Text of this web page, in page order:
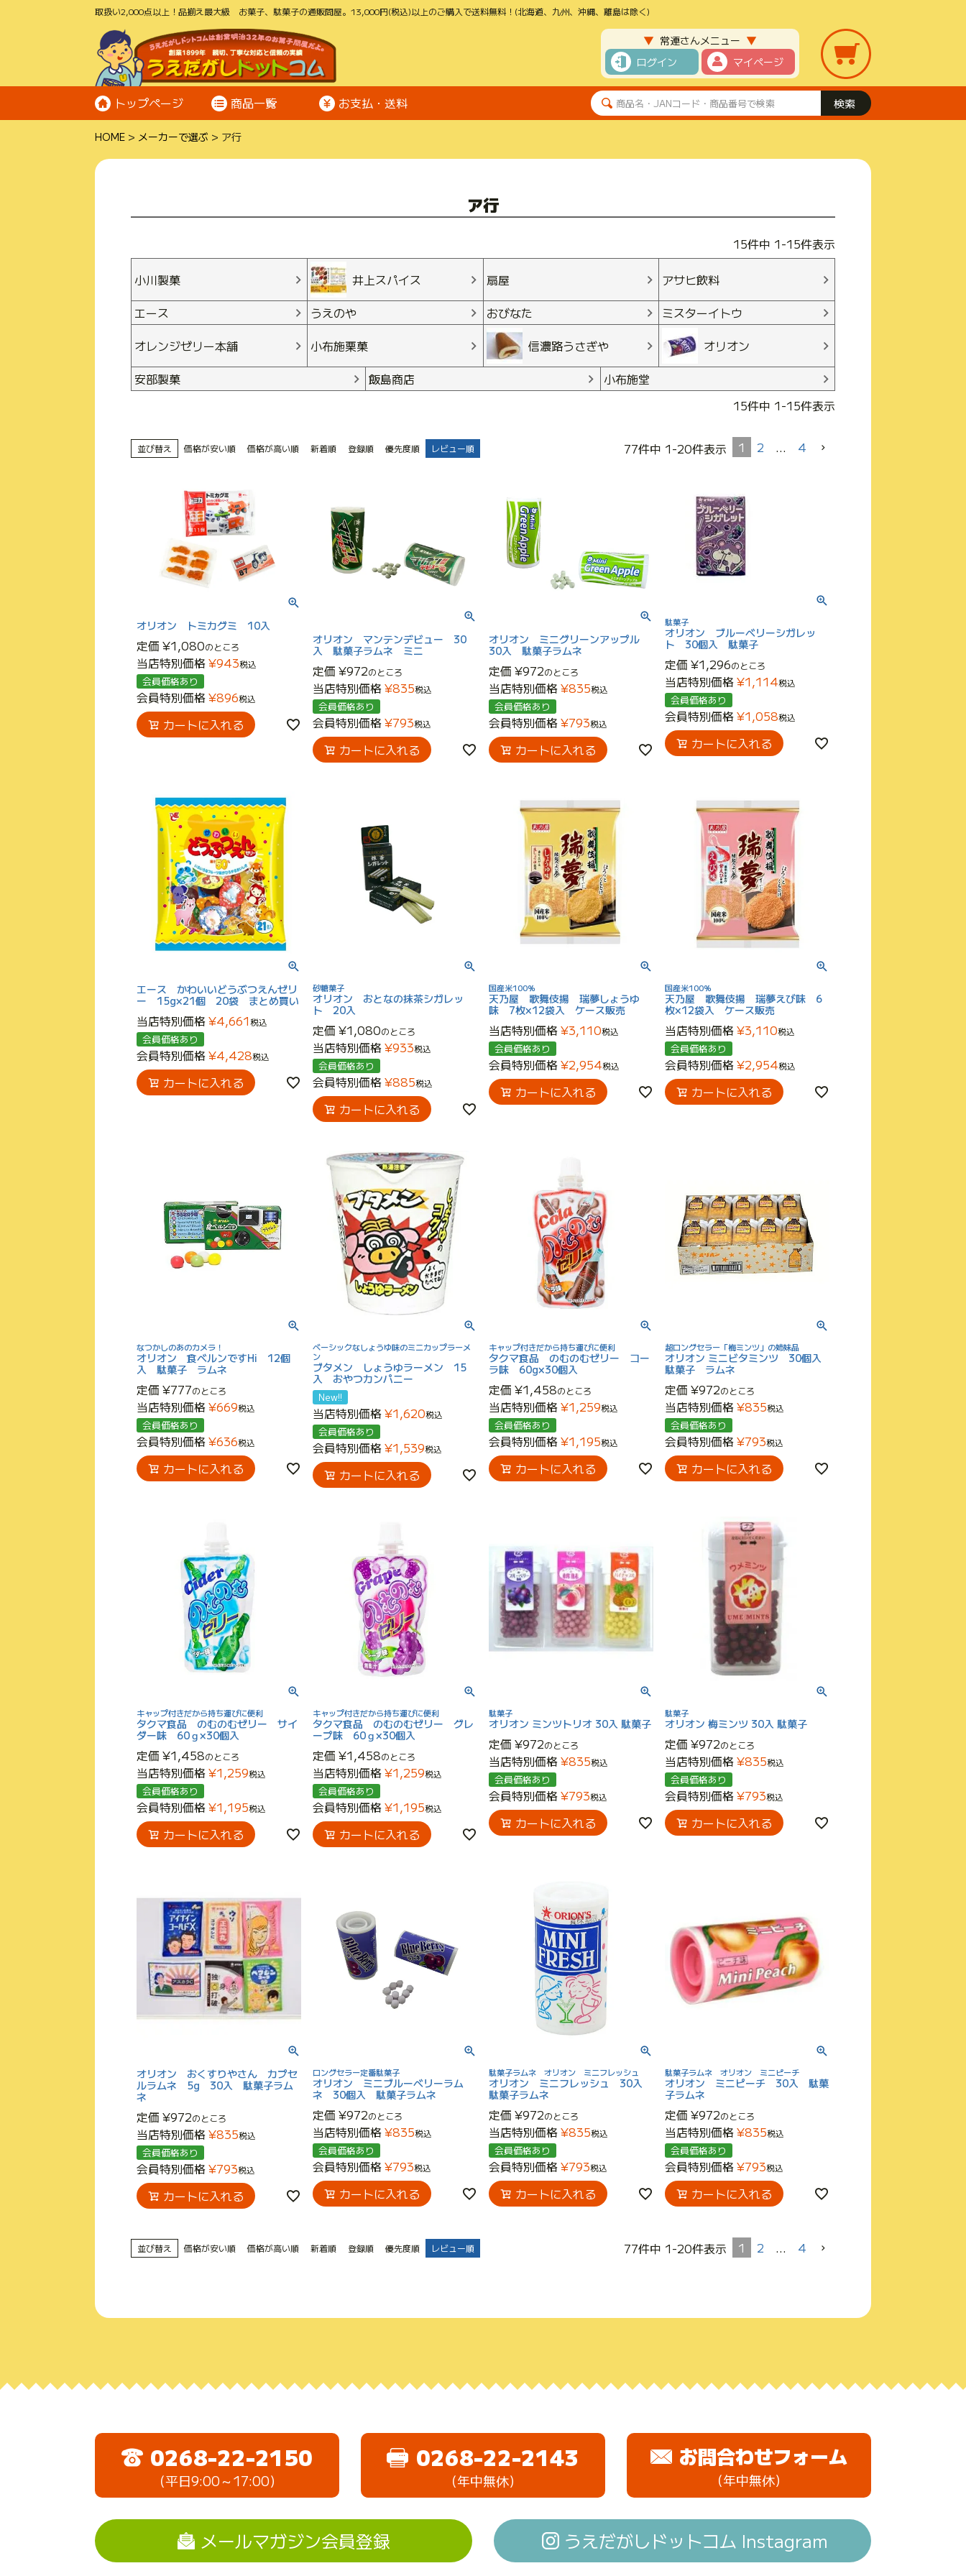
取扱い2,000点以上！品揃え最大級 お菓子、駄菓子の通販問屋。13,000円(税込)以上のご購入で送料無料！(北海道、九州、沖縄、離島は除く)
▼ 常連さんメニュー ▼
ログイン マイページ
トップページ 商品一覧 お支払・送料
HOME メーカーで選ぶ ア行
ア行
15件中 1-15件表示
小川製菓 井上スパイス 扇屋
アサヒ飲料
エース
うえのや おびなた
ミスターイトウ
オレンジゼリー本舗
小布施栗菓 信濃路うさぎや
オリオン
安部製菓
飯島商店
小布施堂
15件中 1-15件表示
並び替え 価格が安い順 価格が高い順 新着順 登録順 優先度順 レビュー順 77件中 1-20件表示 1 2 … 4
オリオン トミカグミ 10入
定価 ¥1,080のところ
当店特別価格¥943税込
会員価格あり
会員特別価格¥896税込
カートに入れる
オリオン マンテンデビュー 30
入 駄菓子ラムネ ミニ
定価 ¥972のところ
当店特別価格¥835税込
会員価格あり
会員特別価格¥793税込
カートに入れる
オリオン ミニグリーンアップル
30入 駄菓子ラムネ
定価 ¥972のところ
当店特別価格¥835税込
会員価格あり
会員特別価格¥793税込
カートに入れる
駄菓子
オリオン ブルーベリーシガレッ
ト 30個入 駄菓子
定価 ¥1,296のところ
当店特別価格¥1,114税込
会員価格あり
会員特別価格¥1,058税込
カートに入れる
エース かわいいどうぶつえんゼリ
ー 15g×21個 20袋 まとめ買い
当店特別価格¥4,661税込
会員価格あり
会員特別価格¥4,428税込
カートに入れる
砂糖菓子
オリオン おとなの抹茶シガレッ
ト 20入
定価 ¥1,080のところ
当店特別価格¥933税込
会員価格あり
会員特別価格¥885税込
カートに入れる
国産米100％
天乃屋 歌舞伎揚 瑞夢しょうゆ
味 7枚×12袋入 ケース販売
当店特別価格¥3,110税込
会員価格あり
会員特別価格¥2,954税込
カートに入れる
国産米100％
天乃屋 歌舞伎揚 瑞夢えび味 6
枚×12袋入 ケース販売
当店特別価格¥3,110税込
会員価格あり
会員特別価格¥2,954税込
カートに入れる
なつかしのあのカメラ！
オリオン 食べルンですHi 12個
入 駄菓子 ラムネ
定価 ¥777のところ
当店特別価格¥669税込
会員価格あり
会員特別価格¥636税込
カートに入れる
ベーシックなしょうゆ味のミニカップラーメ
ン
ブタメン しょうゆラーメン 15
入 おやつカンパニー
New!!
当店特別価格¥1,620税込
会員価格あり
会員特別価格¥1,539税込
カートに入れる
キャップ付きだから持ち運びに便利
タクマ食品 のむのむゼリー コー
ラ味 60g×30個入
定価 ¥1,458のところ
当店特別価格¥1,259税込
会員価格あり
会員特別価格¥1,195税込
カートに入れる
超ロングセラー「梅ミンツ」の姉妹品
オリオン ミニビタミンツ 30個入
駄菓子 ラムネ
定価 ¥972のところ
当店特別価格¥835税込
会員価格あり
会員特別価格¥793税込
カートに入れる
キャップ付きだから持ち運びに便利
タクマ食品 のむのむゼリー サイ
ダー味 60ｇ×30個入
定価 ¥1,458のところ
当店特別価格¥1,259税込
会員価格あり
会員特別価格¥1,195税込
カートに入れる
キャップ付きだから持ち運びに便利
タクマ食品 のむのむゼリー グレ
ープ味 60ｇ×30個入
定価 ¥1,458のところ
当店特別価格¥1,259税込
会員価格あり
会員特別価格¥1,195税込
カートに入れる
駄菓子
オリオン ミンツトリオ 30入 駄菓子
定価 ¥972のところ
当店特別価格¥835税込
会員価格あり
会員特別価格¥793税込
カートに入れる
駄菓子
オリオン 梅ミンツ 30入 駄菓子
定価 ¥972のところ
当店特別価格¥835税込
会員価格あり
会員特別価格¥793税込
カートに入れる
オリオン おくすりやさん カプセ
ルラムネ 5g 30入 駄菓子ラム
ネ
定価 ¥972のところ
当店特別価格¥835税込
会員価格あり
会員特別価格¥793税込
カートに入れる
ロングセラー定番駄菓子
オリオン ミニブルーベリーラム
ネ 30個入 駄菓子ラムネ
定価 ¥972のところ
当店特別価格¥835税込
会員価格あり
会員特別価格¥793税込
カートに入れる
駄菓子ラムネ オリオン ミニフレッシュ
オリオン ミニフレッシュ 30入
駄菓子ラムネ
定価 ¥972のところ
当店特別価格¥835税込
会員価格あり
会員特別価格¥793税込
カートに入れる
駄菓子ラムネ オリオン ミニピーチ
オリオン ミニピーチ 30入 駄菓
子ラムネ
定価 ¥972のところ
当店特別価格¥835税込
会員価格あり
会員特別価格¥793税込
カートに入れる
並び替え 価格が安い順 価格が高い順 新着順 登録順 優先度順 レビュー順 77件中 1-20件表示 1 2 … 4
0268-22-2150
（平日9:00～17:00）
0268-22-2143
（年中無休）
お問合わせフォーム
（年中無休）
メールマガジン会員登録 うえだがしドットコム Instagram